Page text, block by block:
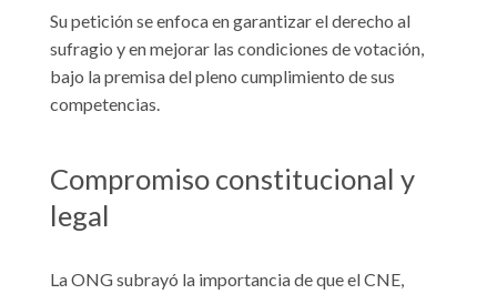
Su petición se enfoca en garantizar el derecho al
sufragio y en mejorar las condiciones de votación,
bajo la premisa del pleno cumplimiento de sus
competencias.
Compromiso constitucional y
legal
La ONG subrayó la importancia de que el CNE,